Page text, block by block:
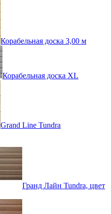
Корабельная доска 3,00 м
Корабельная доска XL
Grand Line Tundra
Гранд Лайн Tundra, цвет